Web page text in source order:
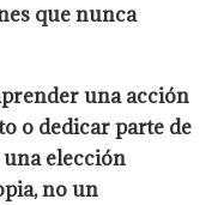
que nunca
una acción
o dedicar parte de
una elección
no un